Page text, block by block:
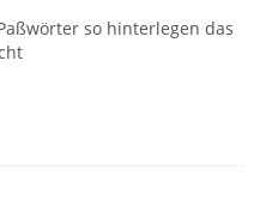
so hinterlegen das